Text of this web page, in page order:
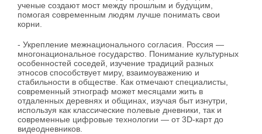
ученые создают мост между прошлым и будущим,
помогая современным людям лучше понимать свои
корни.
- Укрепление межнационального согласия. Россия —
многонациональное государство. Понимание культурных
особенностей соседей, изучение традиций разных
этносов способствует миру, взаимоуважению и
стабильности в обществе. Как отмечают специалисты,
современный этнограф может месяцами жить в
отдаленных деревнях и общинах, изучая быт изнутри,
используя как классические полевые дневники, так и
современные цифровые технологии — от 3D-карт до
видеодневников.